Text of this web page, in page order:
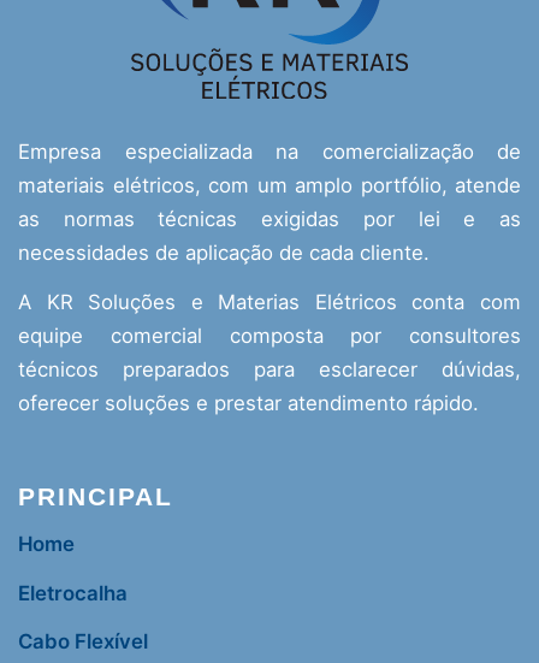
Empresa especializada na comercialização de
materiais elétricos, com um amplo portfólio, atende
as normas técnicas exigidas por lei e as
necessidades de aplicação de cada cliente.
A KR Soluções e Materias Elétricos conta com
equipe comercial composta por consultores
técnicos preparados para esclarecer dúvidas,
oferecer soluções e prestar atendimento rápido.
PRINCIPAL
Home
Eletrocalha
Cabo Flexível